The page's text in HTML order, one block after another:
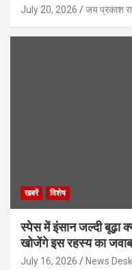
July 20, 2026 जय प्रकाश
खबरें विशेष
स्पेस में इंसान जल्दी बूढ़ा
खोजेंगे इस रहस्य का
July 16, 2026 News Desk